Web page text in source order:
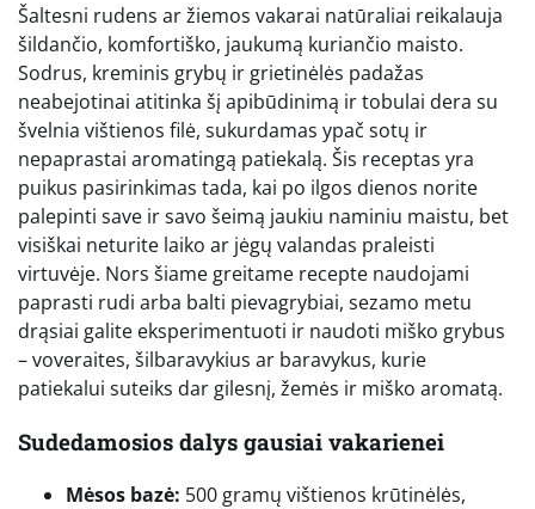
Šaltesni rudens ar žiemos vakarai natūraliai reikalauja
šildančio, komfortiško, jaukumą kuriančio maisto.
Sodrus, kreminis grybų ir grietinėlės padažas
neabejotinai atitinka šį apibūdinimą ir tobulai dera su
švelnia vištienos filė, sukurdamas ypač sotų ir
nepaprastai aromatingą patiekalą. Šis receptas yra
puikus pasirinkimas tada, kai po ilgos dienos norite
palepinti save ir savo šeimą jaukiu naminiu maistu, bet
visiškai neturite laiko ar jėgų valandas praleisti
virtuvėje. Nors šiame greitame recepte naudojami
paprasti rudi arba balti pievagrybiai, sezamo metu
drąsiai galite eksperimentuoti ir naudoti miško grybus
– voveraites, šilbaravykius ar baravykus, kurie
patiekalui suteiks dar gilesnį, žemės ir miško aromatą.
Sudedamosios dalys gausiai vakarienei
Mėsos bazė: 500 gramų vištienos krūtinėlės,